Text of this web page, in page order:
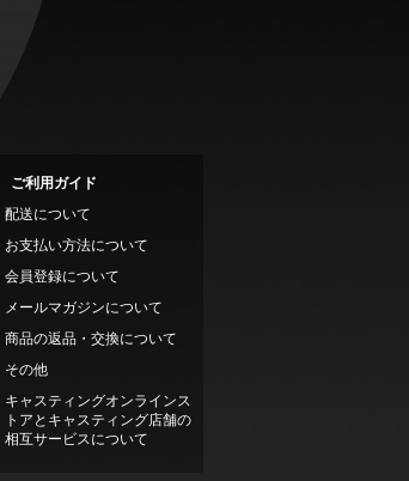
ご利用ガイド
配送について
お支払い方法について
会員登録について
メールマガジンについて
商品の返品・交換について
その他
キャスティングオンラインス
トアとキャスティング店舗の
相互サービスについて